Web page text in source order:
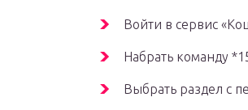
Войти в сервис
Набрать команду
Выбрать раздел с